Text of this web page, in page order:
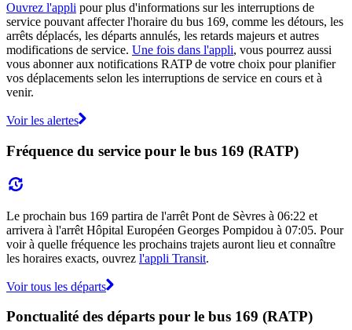
Ouvrez l'appli pour plus d'informations sur les interruptions de
service pouvant affecter l'horaire du bus 169, comme les détours, les
arrêts déplacés, les départs annulés, les retards majeurs et autres
modifications de service. Une fois dans l'appli, vous pourrez aussi
vous abonner aux notifications RATP de votre choix pour planifier
vos déplacements selon les interruptions de service en cours et à
venir.
Voir les alertes
Fréquence du service pour le bus 169 (RATP)
Le prochain bus 169 partira de l'arrêt Pont de Sèvres à 06:22 et
arrivera à l'arrêt Hôpital Européen Georges Pompidou à 07:05. Pour
voir à quelle fréquence les prochains trajets auront lieu et connaître
les horaires exacts, ouvrez l'appli Transit.
Voir tous les départs
Ponctualité des départs pour le bus 169 (RATP)